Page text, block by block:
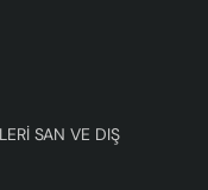
SAN VE DIŞ